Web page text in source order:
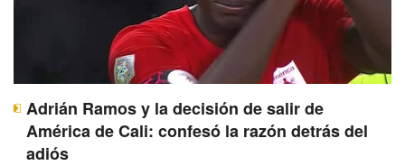
Adrián Ramos y la decisión de salir de
América de Cali: confesó la razón detrás del
adiós